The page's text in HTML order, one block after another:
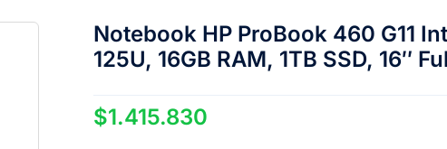
Notebook HP ProBook 460 G11
125U, 16GB RAM, 1TB SSD, 16″
$1.415.830